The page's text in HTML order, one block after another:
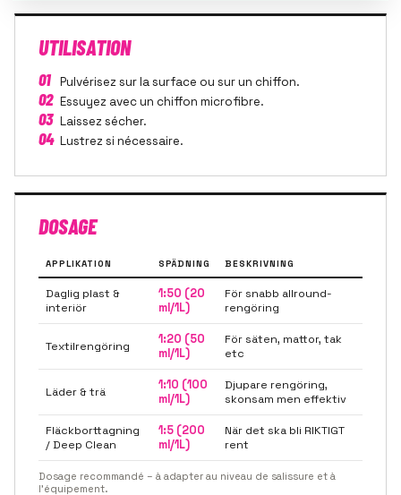
UTILISATION
01 Pulvérisez sur la surface ou sur un chiffon.
02 Essuyez avec un chiffon microfibre.
03 Laissez sécher.
04 Lustrez si nécessaire.
DOSAGE
APPLIKATION SPÄDNING BESKRIVNING
Daglig plast &
interiör
1:50 (20
ml/1L)
För snabb allround-
rengöring
Textilrengöring
1:20 (50
ml/1L)
För säten, mattor, tak
etc
Läder & trä
1:10 (100
ml/1L)
Djupare rengöring,
skonsam men effektiv
Fläckborttagning
/ Deep Clean
1:5 (200
ml/1L)
När det ska bli RIKTIGT
rent
Dosage recommandé – à adapter au niveau de salissure et à
l'équipement.